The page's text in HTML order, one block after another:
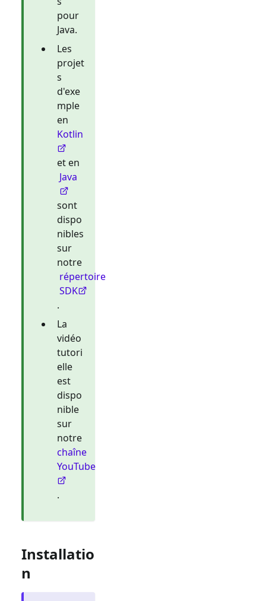
pour
Java.
Les
projet
s
d'exe
mple
en
Kotlin
et en
Java
sont
dispo
nibles
sur
notre
répertoire
SDK
.
La
vidéo
tutori
elle
est
dispo
nible
sur
notre
chaîne
YouTube
.
Installatio
n